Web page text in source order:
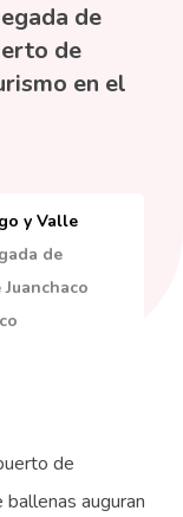
de
de
en el
y Valle
de
de
ballenas auguran